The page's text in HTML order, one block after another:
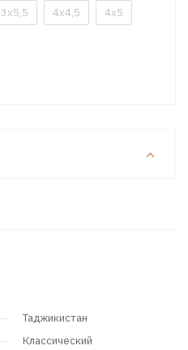
3x5,5 4x4,5 4x5
Таджикистан
Классический